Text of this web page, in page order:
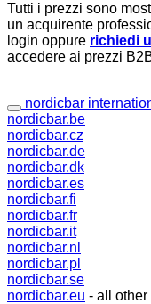
Tutti i prezzi sono
un acquirente
login oppure richiedi
accedere ai prezzi
nordicbar
nordicbar.be
nordicbar.cz
nordicbar.de
nordicbar.dk
nordicbar.es
nordicbar.fi
nordicbar.fr
nordicbar.it
nordicbar.nl
nordicbar.pl
nordicbar.se
nordicbar.eu - all